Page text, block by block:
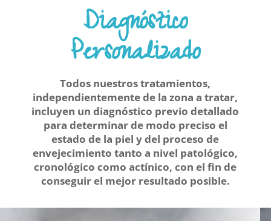
Diagnóstico
Personalizado
Todos nuestros tratamientos,
independientemente de la zona a tratar,
incluyen un diagnóstico previo detallado
para determinar de modo preciso el
estado de la piel y del proceso de
envejecimiento tanto a nivel patológico,
cronológico como actínico, con el fin de
conseguir el mejor resultado posible.